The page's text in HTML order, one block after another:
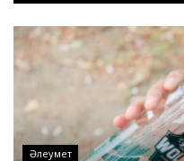
Әлеумет